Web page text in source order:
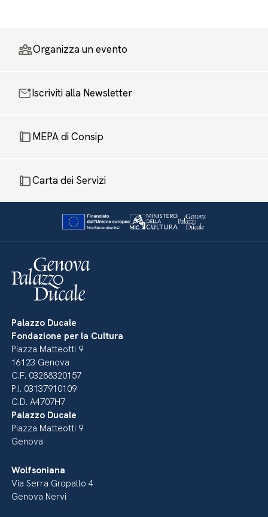
Organizza un evento
Iscriviti alla Newsletter
MEPA di Consip
Carta dei Servizi
Palazzo Ducale
Fondazione per la Cultura
Piazza Matteotti 9
16123 Genova
C.F. 03288320157
P.I. 03137910109
C.D. A4707H7
Palazzo Ducale
Piazza Matteotti 9
Genova
Wolfsoniana
Via Serra Gropallo 4
Genova Nervi